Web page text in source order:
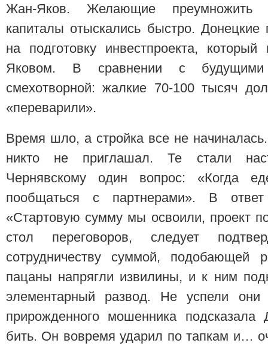
Жан-Яков. Желающие преумножить
капиталы отыскались быстро. Донецкие
на подготовку инвестпроекта,
Яковом. В сравнении с
смехотворной: жалкие 70-100 тысяч
«переварили».
Время шло, а стройка все не
никто не приглашал. Те стали
Чернявскому один вопрос: «Когда
пообщаться с партнерами». В
«Стартовую сумму мы освоили, проект
стол переговоров, следует
сотрудничеству суммой, подобающей
пацаны напрягли извилины, и к ним
элементарный развод. Не успели они
прирожденного мошенника
бить. Он вовремя ударил по тапкам и…